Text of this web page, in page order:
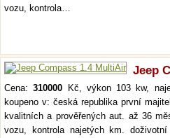
vozu, kontrola…
Jeep
Cena:310000 Kč, výkon 103 kw,
koupeno v: česká republika první
kvalitních a prověřených aut. až 36
vozu, kontrola najetých km.